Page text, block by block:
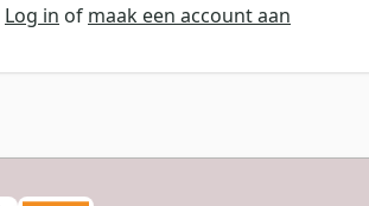
Log in of maak een account aan